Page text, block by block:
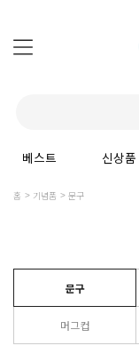
베스트 신상품
홈 기념품 문구
문구
머그컵